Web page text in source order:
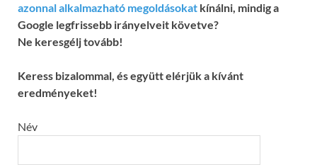
azonnal alkalmazható megoldásokat kínálni, mindig a
Google legfrissebb irányelveit követve?
Ne keresgélj tovább!
Keress bizalommal, és együtt elérjük a kívánt
eredményeket!
Név